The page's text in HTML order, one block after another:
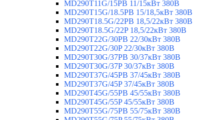
MD290T11G/15PB 11/15кВт 380В
MD290T15G/18.5PB 15/18,5кВт 380В
MD290T18.5G/22PB 18,5/22кВт 380В
MD290T18.5G/22P 18,5/22кВт 380В
MD290T22G/30PB 22/30кВт 380В
MD290T22G/30P 22/30кВт 380В
MD290T30G/37PB 30/37кВт 380В
MD290T30G/37P 30/37кВт 380В
MD290T37G/45PB 37/45кВт 380В
MD290T37G/45P 37/45кВт 380В
MD290T45G/55PB 45/55кВт 380В
MD290T45G/55P 45/55кВт 380В
MD290T55G/75PB 55/75кВт 380В